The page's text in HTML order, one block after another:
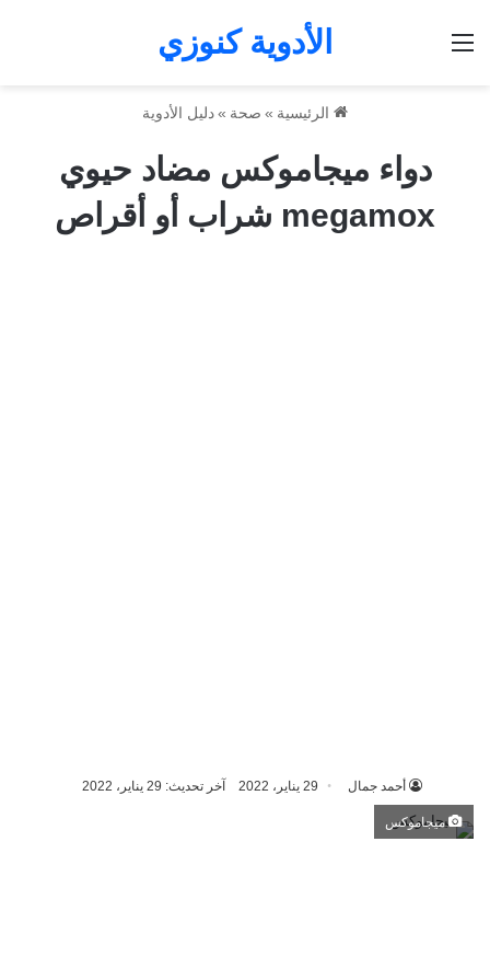
الأدوية كنوزي
الرئيسية » صحة »دليل الأدوية
دواء ميجاموكس مضاد حيوي
megamox شراب أو أقراص
أحمد جمال 29 يناير، 2022 آخر تحديث: 29 يناير، 2022
ميجاموكس